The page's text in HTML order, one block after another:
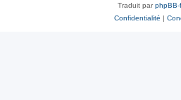
Traduit parphpBB-
Confidentialité |